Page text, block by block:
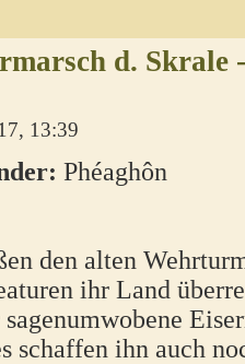
d. Skrale
13:39
Phéaghôn
den alten
ihr Land
schaffen ihn auch